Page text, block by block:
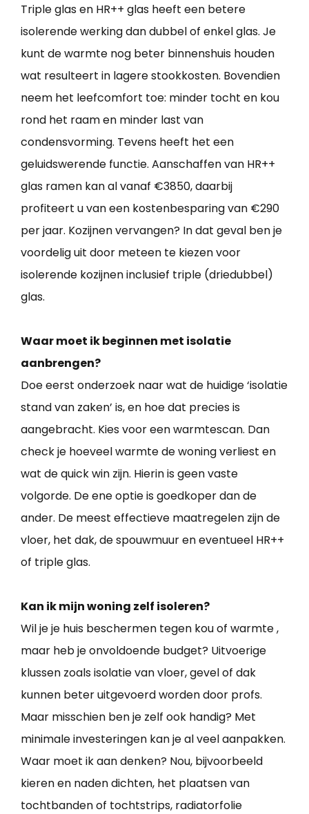
Triple glas en HR++ glas heeft een betere
isolerende werking dan dubbel of enkel glas. Je
kunt de warmte nog beter binnenshuis houden
wat resulteert in lagere stookkosten. Bovendien
neem het leefcomfort toe: minder tocht en kou
rond het raam en minder last van
condensvorming. Tevens heeft het een
geluidswerende functie. Aanschaffen van HR++
glas ramen kan al vanaf €3850, daarbij
profiteert u van een kostenbesparing van €290
per jaar. Kozijnen vervangen? In dat geval ben je
voordelig uit door meteen te kiezen voor
isolerende kozijnen inclusief triple (driedubbel)
glas.
Waar moet ik beginnen met isolatie
aanbrengen?
Doe eerst onderzoek naar wat de huidige ‘isolatie
stand van zaken’ is, en hoe dat precies is
aangebracht. Kies voor een warmtescan. Dan
check je hoeveel warmte de woning verliest en
wat de quick win zijn. Hierin is geen vaste
volgorde. De ene optie is goedkoper dan de
ander. De meest effectieve maatregelen zijn de
vloer, het dak, de spouwmuur en eventueel HR++
of triple glas.
Kan ik mijn woning zelf isoleren?
Wil je je huis beschermen tegen kou of warmte ,
maar heb je onvoldoende budget? Uitvoerige
klussen zoals isolatie van vloer, gevel of dak
kunnen beter uitgevoerd worden door profs.
Maar misschien ben je zelf ook handig? Met
minimale investeringen kan je al veel aanpakken.
Waar moet ik aan denken? Nou, bijvoorbeeld
kieren en naden dichten, het plaatsen van
tochtbanden of tochtstrips, radiatorfolie